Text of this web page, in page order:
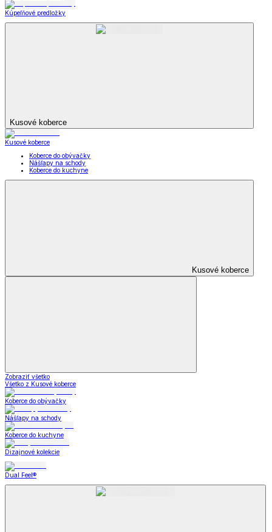
Kúpeľňové predložky
Kusové koberce
Kusové koberce
Koberce do obývačky
Nášľapy na schody
Koberce do kuchyne
Kusové koberce
Zobraziť všetko
Všetko z Kusové koberce
Koberce do obývačky
Nášľapy na schody
Koberce do kuchyne
Dizajnové kolekcie
Dual Feel®